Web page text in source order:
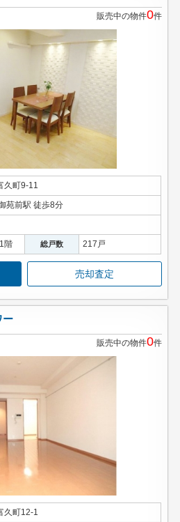
販売中の物件0件
久町9-11
苑前駅 徒歩8分
階 総戸数 217戸
売却査定
ー
販売中の物件0件
久町12-1